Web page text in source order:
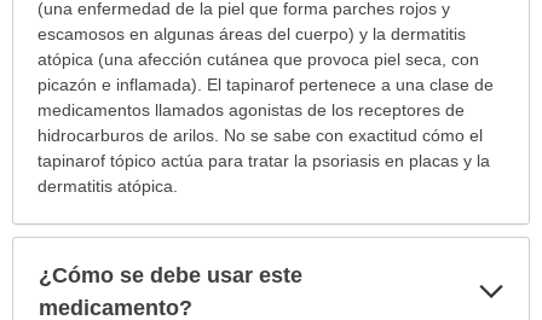
cuáles
condiciones
enfermedades
prescribe
este
medicamento?
sido
extendido.
(una enfermedad de la piel que forma parches rojos y
escamosos en algunas áreas del cuerpo) y la dermatitis
atópica (una afección cutánea que provoca piel seca, con
picazón e inflamada). El tapinarof pertenece a una clase de
medicamentos llamados agonistas de los receptores de
hidrocarburos de arilos. No se sabe con exactitud cómo el
tapinarof tópico actúa para tratar la psoriasis en placas y la
dermatitis atópica.
¿Cómo se debe usar este
medicamento?